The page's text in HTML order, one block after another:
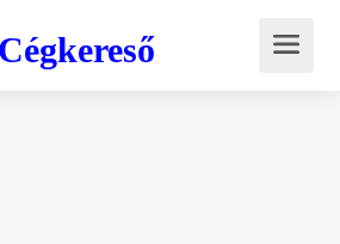
Cégkereső